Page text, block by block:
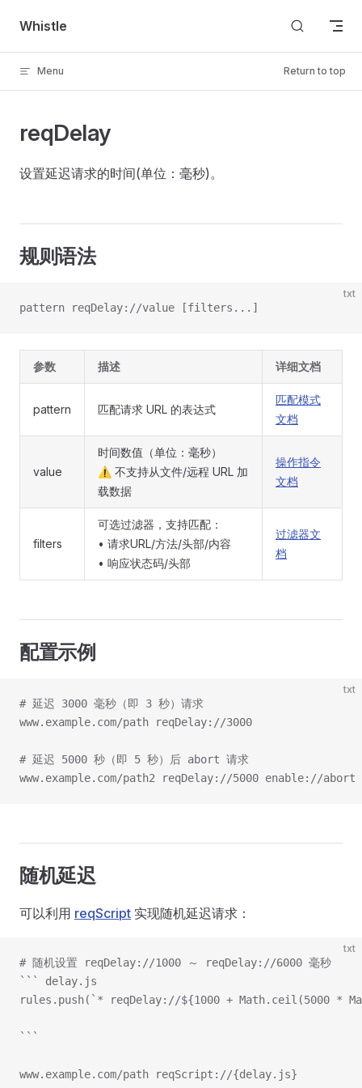
Skip to content
Whistle
Menu Return to top
reqDelay
设置延迟请求的时间(单位：毫秒)。
规则语法
txt
pattern reqDelay://value [filters...]
参数 描述 详细文档
pattern 匹配请求 URL 的表达式
匹配模式
文档
value
时间数值（单位：毫秒）
⚠️ 不支持从文件/远程 URL 加
载数据
操作指令
文档
filters
可选过滤器，支持匹配：
• 请求URL/方法/头部/内容
• 响应状态码/头部
过滤器文
档
配置示例
txt
# 延迟 3000 毫秒（即 3 秒）请求
www.example.com/path reqDelay://3000
# 延迟 5000 秒（即 5 秒）后 abort 请求
www.example.com/path2 reqDelay://5000 enable://abort
随机延迟
可以利用 reqScript 实现随机延迟请求：
txt
# 随机设置 reqDelay://1000 ～ reqDelay://6000 毫秒
``` delay.js
rules.push(`* reqDelay://${1000 + Math.ceil(5000 *
```
www.example.com/path reqScript://{delay.js}